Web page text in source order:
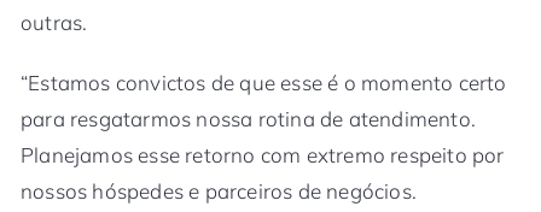
outras.
“Estamos convictos de que esse é o momento certo
para resgatarmos nossa rotina de atendimento.
Planejamos esse retorno com extremo respeito por
nossos hóspedes e parceiros de negócios.